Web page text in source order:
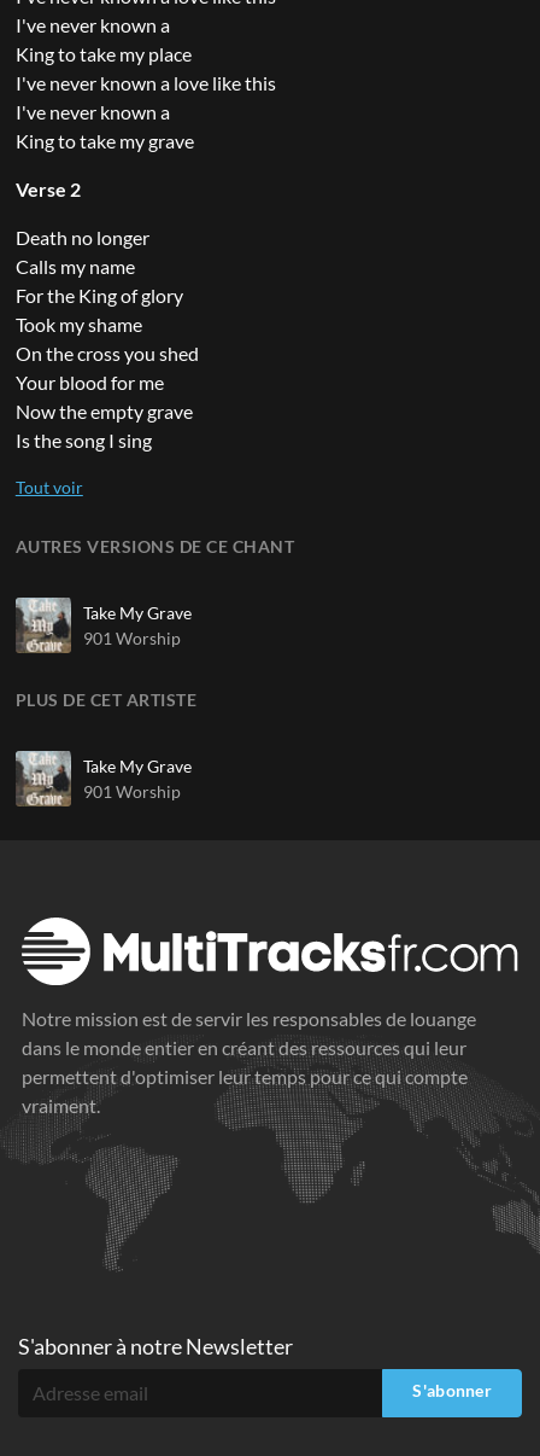
I've never known a
King to take my place
I've never known a love like this
I've never known a
King to take my grave
Verse 2
Death no longer
Calls my name
For the King of glory
Took my shame
On the cross you shed
Your blood for me
Now the empty grave
Is the song I sing
AUTRES VERSIONS DE CE CHANT
Take My Grave
901 Worship
PLUS DE CET ARTISTE
Take My Grave
901 Worship
Notre mission est de servir les responsables de louange
dans le monde entier en créant des ressources qui leur
permettent d'optimiser leur temps pour ce qui compte
vraiment.
S'abonner à notre Newsletter
S'abonner